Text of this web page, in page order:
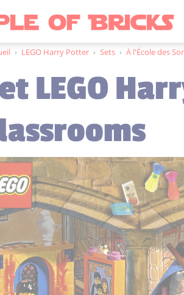
› LEGO Harry Potter › Sets › À l'École des
LEGO